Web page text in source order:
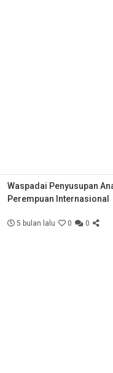
Waspadai Penyusupan
Perempuan Internasional
5 bulan lalu 0 0